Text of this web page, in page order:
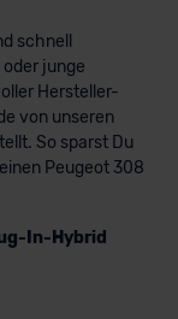
schnell
junge
Hersteller-
von unseren
So sparst Du
Peugeot 308
In-Hybrid